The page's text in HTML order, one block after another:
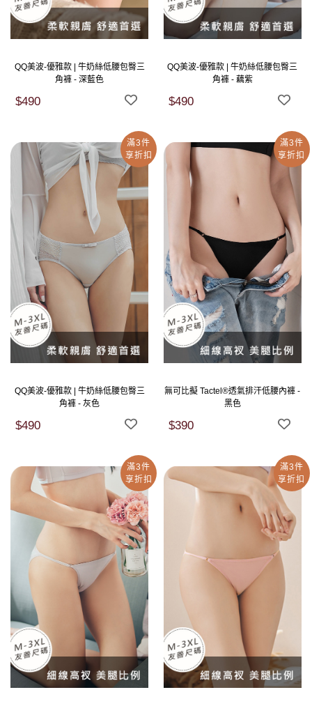
QQ美波-優雅款 | 牛奶絲低腰包臀三
角褲 - 深藍色
$490
QQ美波-優雅款 | 牛奶絲低腰包臀三
角褲 - 藕紫
$490
滿3件
享折扣
QQ美波-優雅款 | 牛奶絲低腰包臀三
角褲 - 灰色
$490
滿3件
享折扣
無可比擬 Tactel®透氣排汗低腰內褲 -
黑色
$390
滿3件
享折扣
滿3件
享折扣